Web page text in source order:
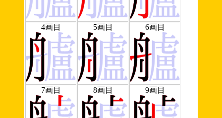
4画目 5画目 6画目
7画目 8画目 9画目